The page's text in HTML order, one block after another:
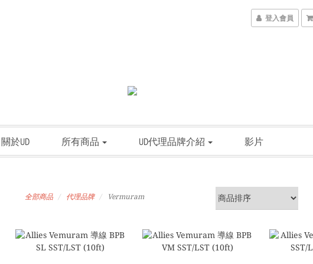
登入會員
關於UD 所有商品 UD代理品牌介紹 影片
全部商品 代理品牌 Vermuram